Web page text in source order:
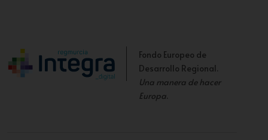
Fondo Europeo de
Desarrollo Regional.
Una manera de hacer
Europa.